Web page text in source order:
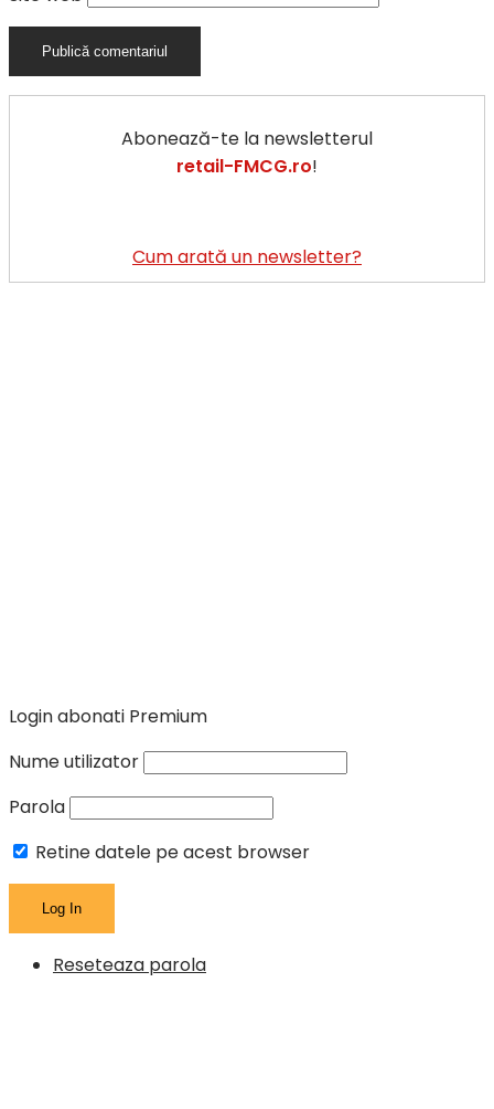
Abonează-te la newsletterul
retail-FMCG.ro!
Cum arată un newsletter?
Login abonati Premium
Nume utilizator
Parola
Retine datele pe acest browser
Reseteaza parola